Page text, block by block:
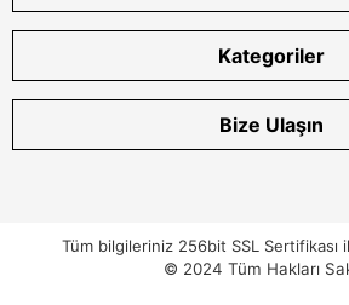
Kategoriler
Bize Ulaşın
Tüm bilgileriniz 256bit SSL Sertifikası
© 2024 Tüm Hakları